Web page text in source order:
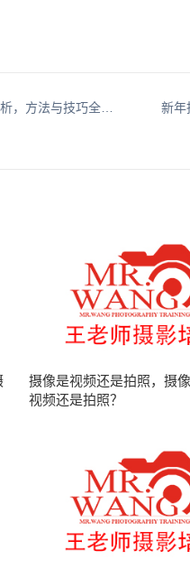
怎样分析摄影作品，摄影作品分析，方法与技巧全解析
摄像是视频还是拍照，摄
视频还是拍照？